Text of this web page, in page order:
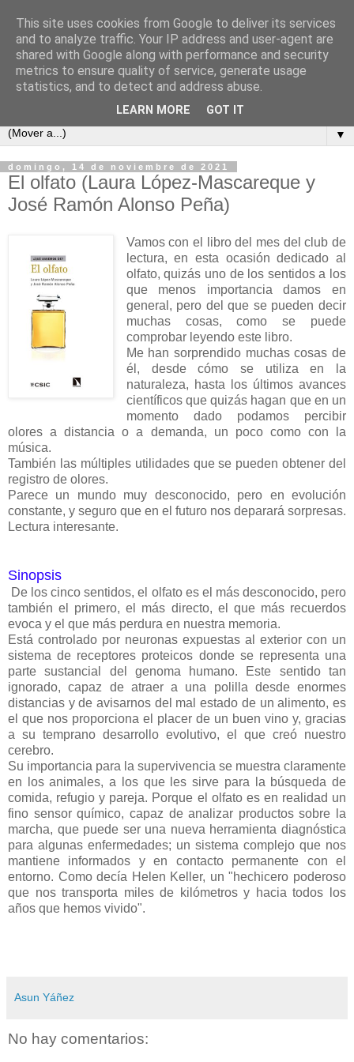
Cada semana un libro
Este es un blog para los amantes de la lectura, un sitio para
intercambiar opiniones y comentarios de libros.
▼
domingo, 14 de noviembre de 2021
El olfato (Laura López-Mascareque y
José Ramón Alonso Peña)
Vamos con el libro del mes del club de
lectura, en esta ocasión dedicado al
olfato, quizás uno de los sentidos a los
que menos importancia damos en
general, pero del que se pueden decir
muchas cosas, como se puede
comprobar leyendo este libro.
Me han sorprendido muchas cosas de
él, desde cómo se utiliza en la
naturaleza, hasta los últimos avances
científicos que quizás hagan que en un
momento dado podamos percibir
olores a distancia o a demanda, un poco como con la
música.
También las múltiples utilidades que se pueden obtener del
registro de olores.
Parece un mundo muy desconocido, pero en evolución
constante, y seguro que en el futuro nos deparará sorpresas.
Lectura interesante.
Sinopsis
De los cinco sentidos, el olfato es el más desconocido, pero
también el primero, el más directo, el que más recuerdos
evoca y el que más perdura en nuestra memoria.
Está controlado por neuronas expuestas al exterior con un
sistema de receptores proteicos donde se representa una
parte sustancial del genoma humano. Este sentido tan
ignorado, capaz de atraer a una polilla desde enormes
distancias y de avisarnos del mal estado de un alimento, es
el que nos proporciona el placer de un buen vino y, gracias
a su temprano desarrollo evolutivo, el que creó nuestro
cerebro.
Su importancia para la supervivencia se muestra claramente
en los animales, a los que les sirve para la búsqueda de
comida, refugio y pareja. Porque el olfato es en realidad un
fino sensor químico, capaz de analizar productos sobre la
marcha, que puede ser una nueva herramienta diagnóstica
para algunas enfermedades; un sistema complejo que nos
mantiene informados y en contacto permanente con el
entorno. Como decía Helen Keller, un "hechicero poderoso
que nos transporta miles de kilómetros y hacia todos los
años que hemos vivido".
Asun Yáñez
No hay comentarios:
This site uses cookies from Google to deliver its services
and to analyze traffic. Your IP address and user-agent are
shared with Google along with performance and security
metrics to ensure quality of service, generate usage
statistics, and to detect and address abuse.
LEARN MORE GOT IT